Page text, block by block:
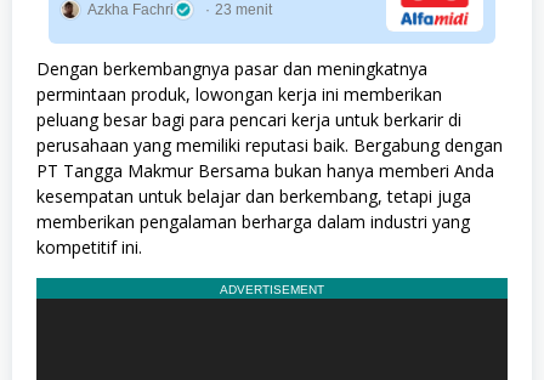
Azkha Fachri 23 menit
Dengan berkembangnya pasar dan meningkatnya
permintaan produk, lowongan kerja ini memberikan
peluang besar bagi para pencari kerja untuk berkarir di
perusahaan yang memiliki reputasi baik. Bergabung dengan
PT Tangga Makmur Bersama bukan hanya memberi Anda
kesempatan untuk belajar dan berkembang, tetapi juga
memberikan pengalaman berharga dalam industri yang
kompetitif ini.